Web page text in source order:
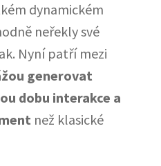
dynamickém
neřekly své
Nyní patří mezi
generovat
dobu interakce a
než klasické